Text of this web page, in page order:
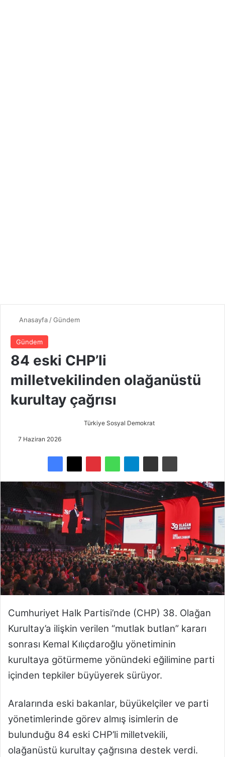
Anasayfa /Gündem
Gündem
84 eski CHP’li
milletvekilinden olağanüstü
kurultay çağrısı
Türkiye Sosyal Demokrat
e
-
p
o
s
a
ö
n
d
e
m
e
k
7 Haziran 2026
Cumhuriyet Halk Partisi’nde (CHP) 38. Olağan
Kurultay’a ilişkin verilen “mutlak butlan” kararı
sonrası Kemal Kılıçdaroğlu yönetiminin
kurultaya götürmeme yönündeki eğilimine parti
içinden tepkiler büyüyerek sürüyor.
Aralarında eski bakanlar, büyükelçiler ve parti
yönetimlerinde görev almış isimlerin de
bulunduğu 84 eski CHP’li milletvekili,
olağanüstü kurultay çağrısına destek verdi.